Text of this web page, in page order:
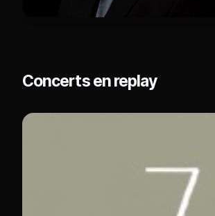
Concerts en replay